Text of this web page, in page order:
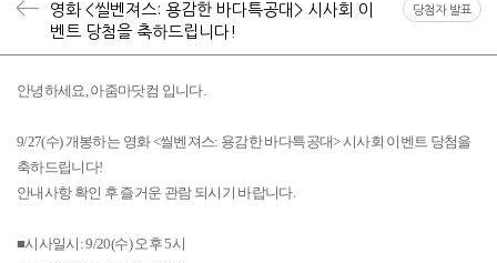
영화 <씰벤져스: 용감한 바다특공대> 시사회 이
벤트 당첨을 축하드립니다!
당첨자 발표
안녕하세요, 아줌마닷컴 입니다.
9/27(수) 개봉하는 영화 <씰벤져스: 용감한 바다특공대> 시사회 이벤트 당첨을
축하드립니다!
안내사항 확인 후 즐거운 관람 되시기 바랍니다.
■시사일시: 9/20(수) 오후 5시